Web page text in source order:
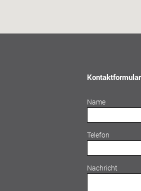
Kontaktformular
Name
Telefon
Nachricht